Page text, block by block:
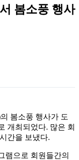
봄소풍 행사
봄소풍 행사가 도
개최되었다. 많은 회
간을 보냈다.
램으로 회원들간의